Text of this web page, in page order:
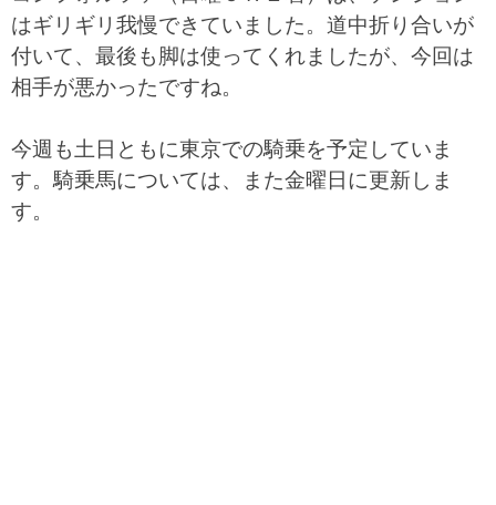
はギリギリ我慢できていました。道中折り合いが
付いて、最後も脚は使ってくれましたが、今回は
相手が悪かったですね。
今週も土日ともに東京での騎乗を予定していま
す。騎乗馬については、また金曜日に更新しま
す。